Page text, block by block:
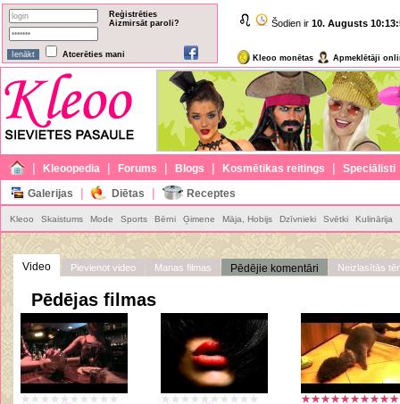
Reģistrēties
Aizmirsāt paroli?
Atcerēties mani
Šodien ir 10. Augusts
Kleoo monētas Apmeklētāji
| Kleoopedia | Forums | Blogs | Kosmētikas reitings | Speciālisti
Galerijas | Diētas | Receptes
Kleoo Skaistums Mode Sports Bērni Ģimene Māja, Hobijs Dzīvnieki Svētki Kulinārija
Video Pievienot video Manas filmas Pēdējie komentāri Neizlasītās
Pēdējas filmas